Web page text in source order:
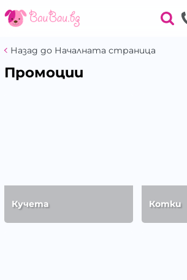
Назад до Началната страница
Промоции
Кучета Котки